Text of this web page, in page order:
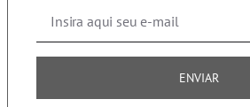
ENVIAR